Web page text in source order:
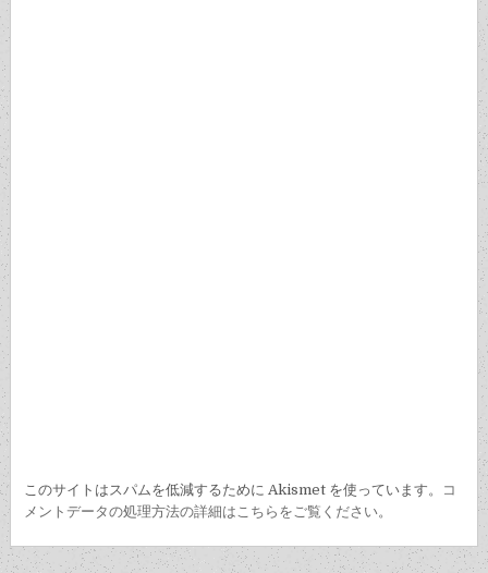
このサイトはスパムを低減するために Akismet を使っています。
コ
メントデータの処理方法の詳細はこちらをご覧ください。